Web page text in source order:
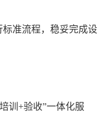
准流程，稳妥完成设
训+验收”一体化服